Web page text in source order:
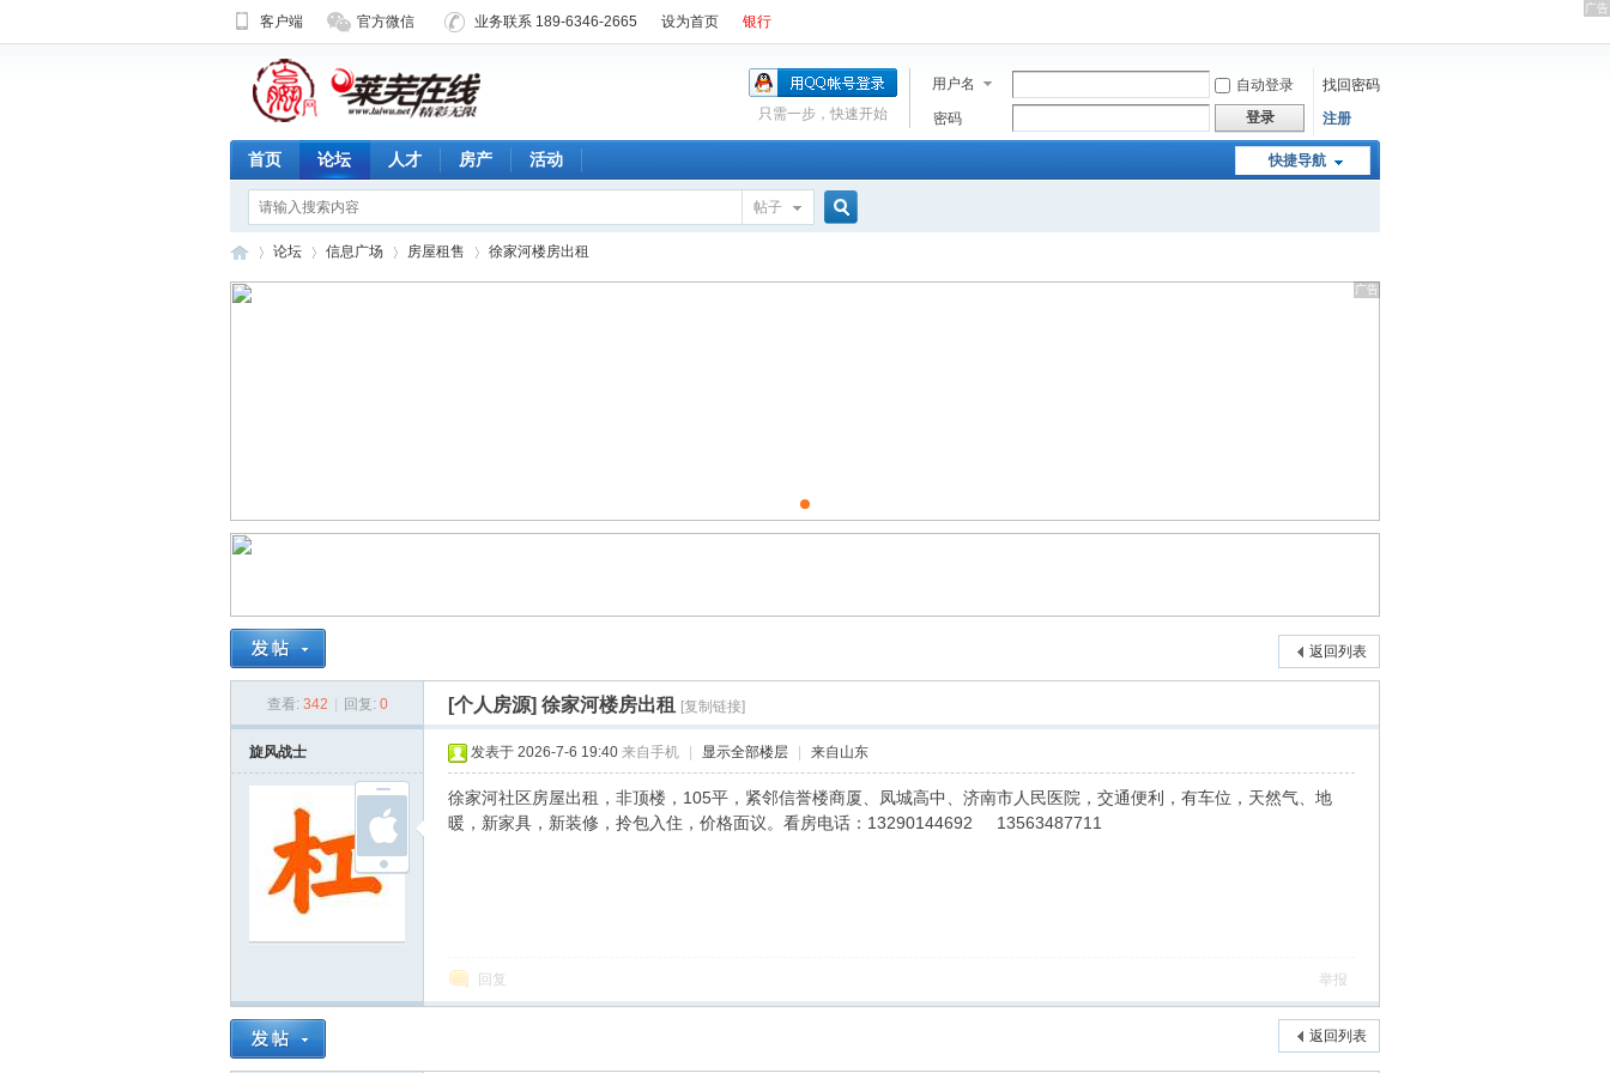
客户端 官方微信 业务联系 189-6346-2665 设为首页 银行
用户名 自动登录
找回密码
密码
登录 注册
只需一步，快速开始
快捷导航
首页 论坛 人才 房产 活动
帖子
论坛 信息广场 房屋租售 徐家河楼房出租
返回列表
查看: 342 回复: 0 [个人房源] 徐家河楼房出租 [复制链接]
旋风战士 发表于 2026-7-6 19:40 来自手机 显示全部楼层 来自山东
徐家河社区房屋出租，非顶楼，105平，紧邻信誉楼商厦、凤城高中、济南市人民医院，交通便利，有车位，天然气、地
暖，新家具，新装修，拎包入住，价格面议。看房电话：13290144692 13563487711
回复 举报
返回列表